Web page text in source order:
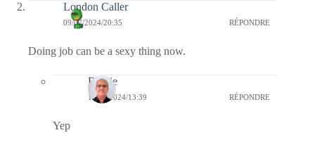
London Caller
09/07/2024/20:35 RÉPONDRE
Doing job can be a sexy thing now.
Bernie
12/07/2024/13:39 RÉPONDRE
Yep